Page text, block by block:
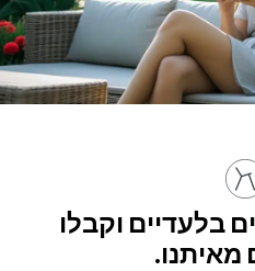
בלעדיים וקבלו
מאיתנו.